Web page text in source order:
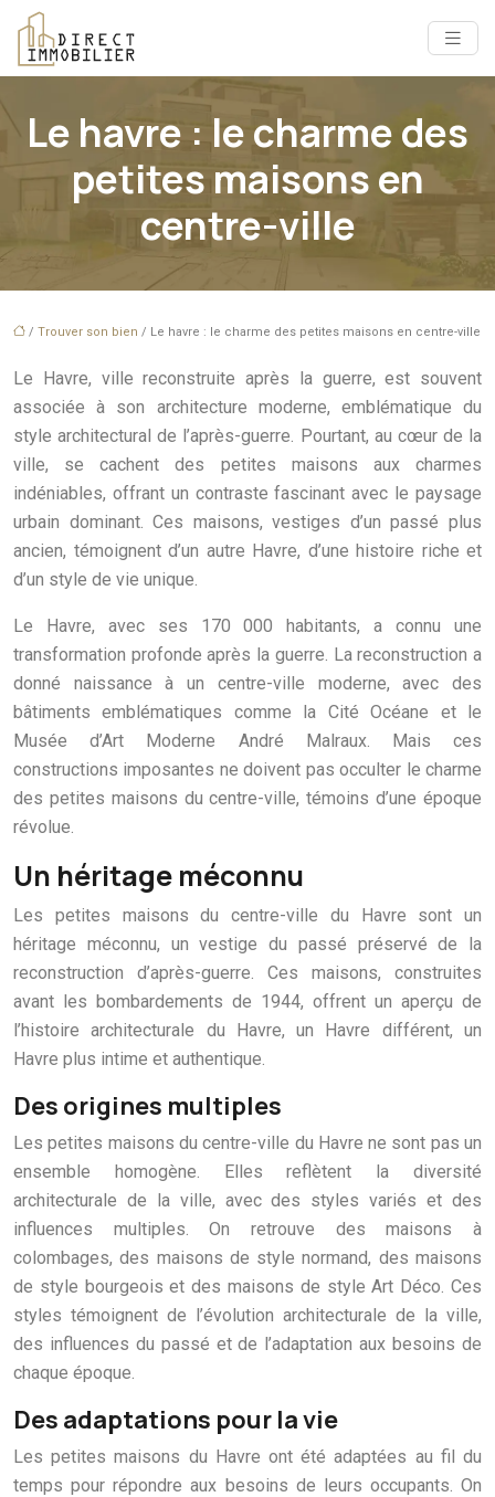
Le havre : le charme des
petites maisons en
centre-ville
/ Trouver son bien / Le havre : le charme des petites maisons en centre-ville
Le Havre, ville reconstruite après la guerre, est souvent
associée à son architecture moderne, emblématique du
style architectural de l’après-guerre. Pourtant, au cœur de la
ville, se cachent des petites maisons aux charmes
indéniables, offrant un contraste fascinant avec le paysage
urbain dominant. Ces maisons, vestiges d’un passé plus
ancien, témoignent d’un autre Havre, d’une histoire riche et
d’un style de vie unique.
Le Havre, avec ses 170 000 habitants, a connu une
transformation profonde après la guerre. La reconstruction a
donné naissance à un centre-ville moderne, avec des
bâtiments emblématiques comme la Cité Océane et le
Musée d’Art Moderne André Malraux. Mais ces
constructions imposantes ne doivent pas occulter le charme
des petites maisons du centre-ville, témoins d’une époque
révolue.
Un héritage méconnu
Les petites maisons du centre-ville du Havre sont un
héritage méconnu, un vestige du passé préservé de la
reconstruction d’après-guerre. Ces maisons, construites
avant les bombardements de 1944, offrent un aperçu de
l’histoire architecturale du Havre, un Havre différent, un
Havre plus intime et authentique.
Des origines multiples
Les petites maisons du centre-ville du Havre ne sont pas un
ensemble homogène. Elles reflètent la diversité
architecturale de la ville, avec des styles variés et des
influences multiples. On retrouve des maisons à
colombages, des maisons de style normand, des maisons
de style bourgeois et des maisons de style Art Déco. Ces
styles témoignent de l’évolution architecturale de la ville,
des influences du passé et de l’adaptation aux besoins de
chaque époque.
Des adaptations pour la vie
Les petites maisons du Havre ont été adaptées au fil du
temps pour répondre aux besoins de leurs occupants. On